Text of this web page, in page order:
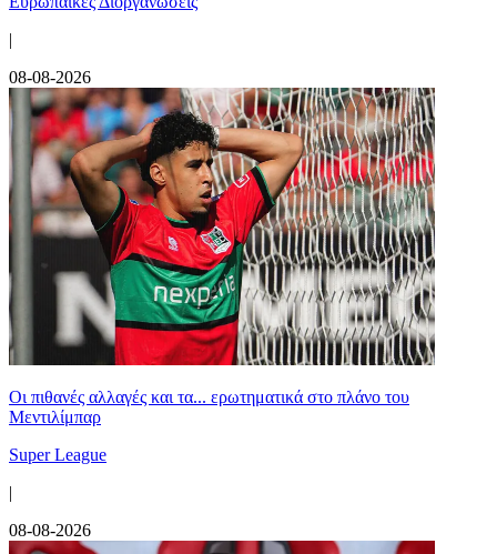
|
08-08-2026
Οι πιθανές αλλαγές και τα... ερωτηματικά στο πλάνο του
Μεντιλίμπαρ
Super League
|
08-08-2026